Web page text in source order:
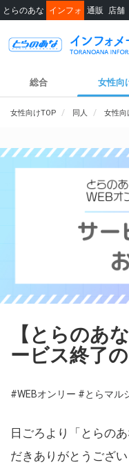
とらのあな インフォ 通販 店舗
総合 女性向
女性向けTOP 同人 女性向
【とらのあ
ービス終了
#WEBオンリー #とらマル
日ごろより「とらの
だきありがとうござい